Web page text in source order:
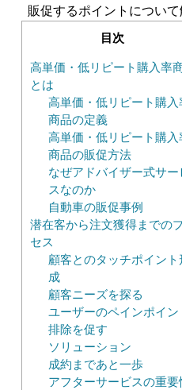
販促するポイントについて
目次
高単価・低リピート購入率
とは
高単価・低リピート購入
商品の定義
高単価・低リピート購入
商品の販促方法
なぜアドバイザー式サー
スなのか
自動車の販促事例
潜在客から注文獲得までの
セス
顧客とのタッチポイント
成
顧客ニーズを探る
ユーザーのペインポイン
排除を促す
ソリューション
成約まであと一歩
アフターサービスの重要